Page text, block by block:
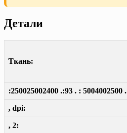
Детали
Ткань:
:250025002400 .:93 . : 5004002500 .
, dpi:
, 2: